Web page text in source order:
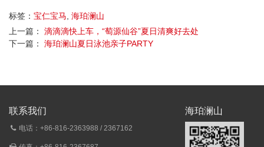
标签： 宝仁宝马 海珀澜山
上一篇： 滴滴滴快上车，“萄源仙谷”夏日清爽好去处
下一篇： 海珀澜山夏日泳池亲子PARTY
联系我们
电话：+86-816-2363988 / 2367162
海珀澜山